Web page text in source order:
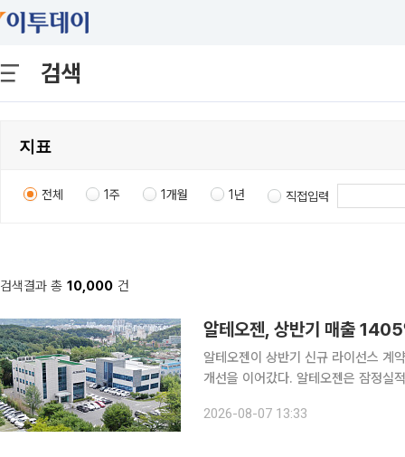
검색
전체 1주 1개월 1년 직접입력
검색결과 총 10,000 건
알테오젠, 상반기 매출
알테오젠이 상반기 신규 라이선스 계
개선을 이어갔다. 알테오젠은 잠정실적 공시를 통해 연결재무제표 기준 올해 상반기 매출 1405억
2026-08-07 13:33